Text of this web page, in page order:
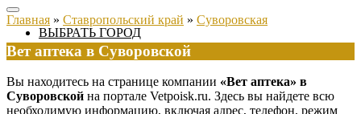
ВЫБРАТЬ ГОРОД
Главная » Ставропольский край » Суворовская
Вет аптека в Суворовской
Вы находитесь на странице компании «Вет аптека» в
Суворовской на портале Vetpoisk.ru. Здесь вы найдете всю
необходимую информацию, включая адрес, телефон, режим